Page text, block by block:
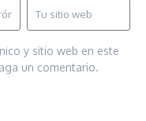
y sitio web en este
un comentario.